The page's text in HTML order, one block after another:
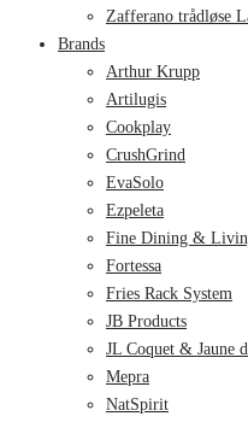
Zafferano trådløse
Brands
Arthur Krupp
Artilugis
Cookplay
CrushGrind
EvaSolo
Ezpeleta
Fine Dining &
Fortessa
Fries Rack System
JB Products
JL Coquet & Jaune
Mepra
NatSpirit